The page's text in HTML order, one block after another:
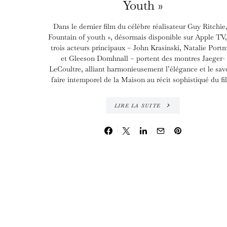
Youth »
Dans le dernier film du célèbre réalisateur Guy
Fountain of youth », désormais disponible sur Apple
trois acteurs principaux – John Krasinski, Natalie
et Gleeson Domhnall – portent des montres Jaeger-
LeCoultre, alliant harmonieusement l’élégance et le
faire intemporel de la Maison au récit sophistiqué du
LIRE LA SUITE